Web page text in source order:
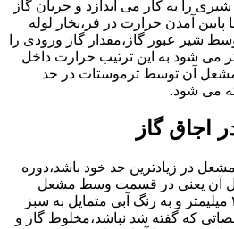
را به کار می اندازد و جریان گاز
آمدن حرارت در فر،بخار لوله
شیر عبور گاز،مقدار گاز ورودی را
می شود به این ترتیب حرارت داخل
آن توسط ترموستات در حد
می شود.
اجاق گاز
در زیادترین حد خود باشد،دوره
آن یعنی در قسمت وسط مشعل
ارتفاع شعله باید در حدود ۲۰ میلیمتر و به رنگ آبی متمایل به سبز
که گفته شد نباشد،مخلوط گاز و